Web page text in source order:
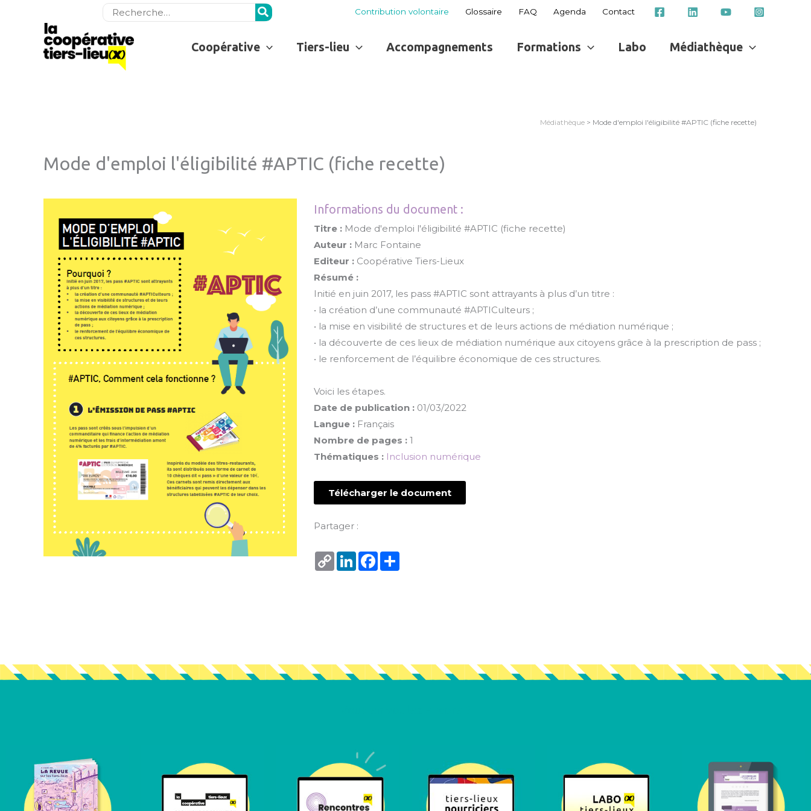
Rechercher: Contribution volontaire Glossaire FAQ Agenda Contact
Coopérative Tiers-lieu Accompagnements Formations Labo Médiathèque
Médiathèque > Mode d'emploi l'éligibilité #APTIC (fiche recette)
Mode d'emploi l'éligibilité #APTIC (fiche recette)
Informations du document :
Titre : Mode d'emploi l'éligibilité #APTIC (fiche recette)
Auteur : Marc Fontaine
Editeur : Coopérative Tiers-Lieux
Résumé :
Initié en juin 2017, les pass #APTIC sont attrayants à plus d’un titre :
• la création d’une communauté #APTICulteurs ;
• la mise en visibilité de structures et de leurs actions de médiation numérique ;
• la découverte de ces lieux de médiation numérique aux citoyens grâce à la prescription de pass ;
• le renforcement de l’équilibre économique de ces structures.
Voici les étapes.
Date de publication : 01/03/2022
Langue : Français
Nombre de pages : 1
Thématiques : Inclusion numérique
Télécharger le document
Partager :
Copy
Link
LinkedInFacebook